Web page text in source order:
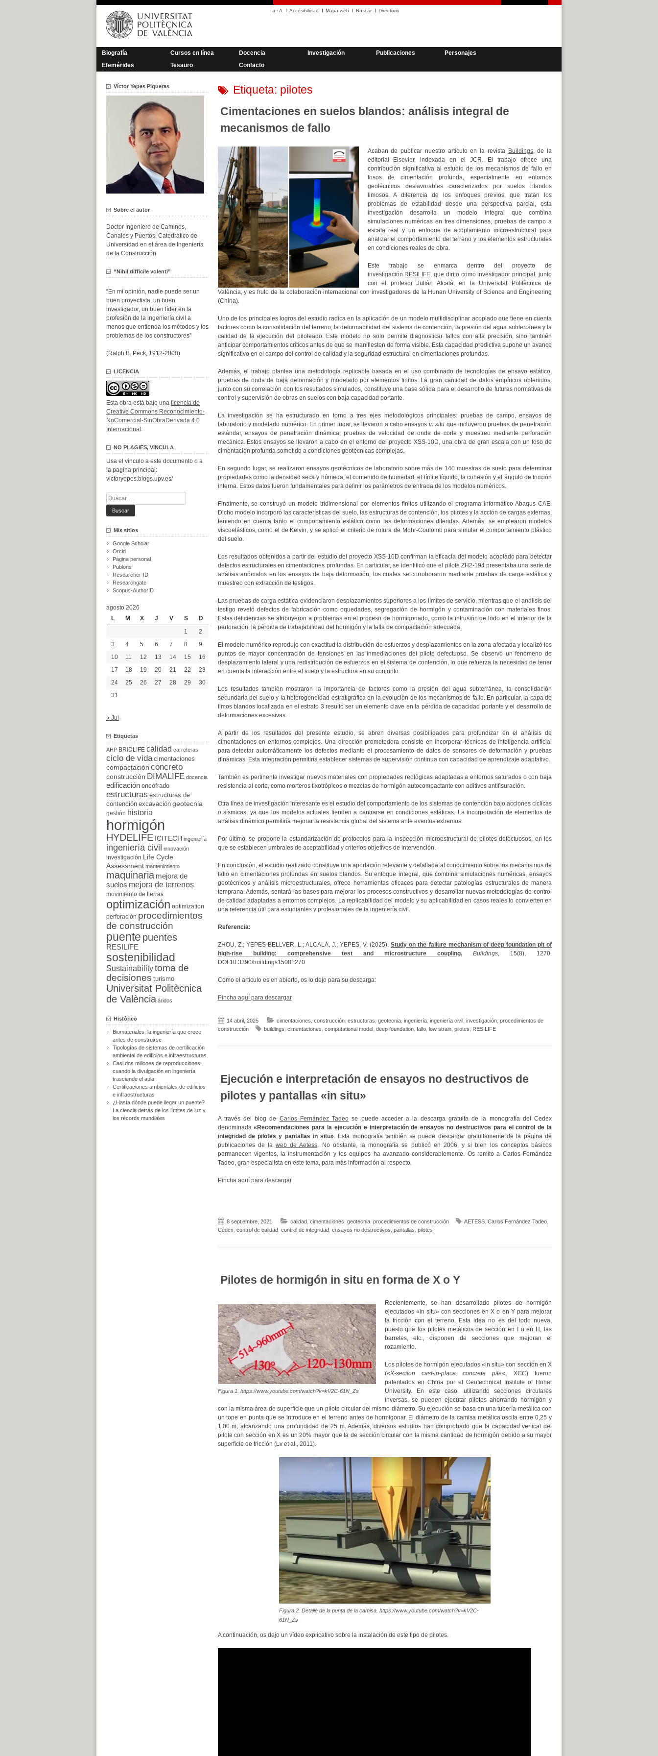
Saltar
contenido
a ·A Accesibilidad Mapa web Buscar Directorio
Biografía Cursos en línea Docencia Investigación Publicaciones
Personajes
Efemérides
Tesauro Contacto
Etiqueta: pilotes
Cimentaciones en suelos blandos: análisis integral de
mecanismos de fallo
Acaban de publicar nuestro artículo en la revista Buildings, de la
editorial Elsevier, indexada en el JCR. El trabajo ofrece una
contribución significativa al estudio de los mecanismos de fallo en
fosos de cimentación profunda, especialmente en entornos
geotécnicos desfavorables caracterizados por suelos blandos
limosos. A diferencia de los enfoques previos, que tratan los
problemas de estabilidad desde una perspectiva parcial, esta
investigación desarrolla un modelo integral que combina
simulaciones numéricas en tres dimensiones, pruebas de campo a
escala real y un enfoque de acoplamiento microestructural para
analizar el comportamiento del terreno y los elementos estructurales
en condiciones reales de obra.
Este trabajo se enmarca dentro del proyecto de
investigación RESILIFE, que dirijo como investigador principal, junto
con el profesor Julián Alcalá, en la Universitat Politècnica de
València, y es fruto de la colaboración internacional con investigadores de la Hunan University of Science and Engineering
(China).
Uno de los principales logros del estudio radica en la aplicación de un modelo multidisciplinar acoplado que tiene en cuenta
factores como la consolidación del terreno, la deformabilidad del sistema de contención, la presión del agua subterránea y la
calidad de la ejecución del piloteado. Este modelo no solo permite diagnosticar fallos con alta precisión, sino también
anticipar comportamientos críticos antes de que se manifiesten de forma visible. Esta capacidad predictiva supone un avance
significativo en el campo del control de calidad y la seguridad estructural en cimentaciones profundas.
Además, el trabajo plantea una metodología replicable basada en el uso combinado de tecnologías de ensayo estático,
pruebas de onda de baja deformación y modelado por elementos finitos. La gran cantidad de datos empíricos obtenidos,
junto con su correlación con los resultados simulados, constituye una base sólida para el desarrollo de futuras normativas de
control y supervisión de obras en suelos con baja capacidad portante.
La investigación se ha estructurado en torno a tres ejes metodológicos principales: pruebas de campo, ensayos de
laboratorio y modelado numérico. En primer lugar, se llevaron a cabo ensayos in situ que incluyeron pruebas de penetración
estándar, ensayos de penetración dinámica, pruebas de velocidad de onda de corte y muestreo mediante perforación
mecánica. Estos ensayos se llevaron a cabo en el entorno del proyecto XSS-10D, una obra de gran escala con un foso de
cimentación profunda sometido a condiciones geotécnicas complejas.
En segundo lugar, se realizaron ensayos geotécnicos de laboratorio sobre más de 140 muestras de suelo para determinar
propiedades como la densidad seca y húmeda, el contenido de humedad, el límite líquido, la cohesión y el ángulo de fricción
interna. Estos datos fueron fundamentales para definir los parámetros de entrada de los modelos numéricos.
Finalmente, se construyó un modelo tridimensional por elementos finitos utilizando el programa informático Abaqus CAE.
Dicho modelo incorporó las características del suelo, las estructuras de contención, los pilotes y la acción de cargas externas,
teniendo en cuenta tanto el comportamiento estático como las deformaciones diferidas. Además, se emplearon modelos
viscoelásticos, como el de Kelvin, y se aplicó el criterio de rotura de Mohr-Coulomb para simular el comportamiento plástico
del suelo.
Los resultados obtenidos a partir del estudio del proyecto XSS-10D confirman la eficacia del modelo acoplado para detectar
defectos estructurales en cimentaciones profundas. En particular, se identificó que el pilote ZH2-194 presentaba una serie de
análisis anómalos en los ensayos de baja deformación, los cuales se corroboraron mediante pruebas de carga estática y
muestreo con extracción de testigos.
Las pruebas de carga estática evidenciaron desplazamientos superiores a los límites de servicio, mientras que el análisis del
testigo reveló defectos de fabricación como oquedades, segregación de hormigón y contaminación con materiales finos.
Estas deficiencias se atribuyeron a problemas en el proceso de hormigonado, como la intrusión de lodo en el interior de la
perforación, la pérdida de trabajabilidad del hormigón y la falta de compactación adecuada.
El modelo numérico reprodujo con exactitud la distribución de esfuerzos y desplazamientos en la zona afectada y localizó los
puntos de mayor concentración de tensiones en las inmediaciones del pilote defectuoso. Se observó un fenómeno de
desplazamiento lateral y una redistribución de esfuerzos en el sistema de contención, lo que refuerza la necesidad de tener
en cuenta la interacción entre el suelo y la estructura en su conjunto.
Los resultados también mostraron la importancia de factores como la presión del agua subterránea, la consolidación
secundaria del suelo y la heterogeneidad estratigráfica en la evolución de los mecanismos de fallo. En particular, la capa de
limos blandos localizada en el estrato 3 resultó ser un elemento clave en la pérdida de capacidad portante y el desarrollo de
deformaciones excesivas.
A partir de los resultados del presente estudio, se abren diversas posibilidades para profundizar en el análisis de
cimentaciones en entornos complejos. Una dirección prometedora consiste en incorporar técnicas de inteligencia artificial
para detectar automáticamente los defectos mediante el procesamiento de datos de sensores de deformación y pruebas
dinámicas. Esta integración permitiría establecer sistemas de supervisión continua con capacidad de aprendizaje adaptativo.
También es pertinente investigar nuevos materiales con propiedades reológicas adaptadas a entornos saturados o con baja
resistencia al corte, como morteros tixotrópicos o mezclas de hormigón autocompactante con aditivos antifisuración.
Otra línea de investigación interesante es el estudio del comportamiento de los sistemas de contención bajo acciones cíclicas
o sísmicas, ya que los modelos actuales tienden a centrarse en condiciones estáticas. La incorporación de elementos de
análisis dinámico permitiría mejorar la resistencia global del sistema ante eventos extremos.
Por último, se propone la estandarización de protocolos para la inspección microestructural de pilotes defectuosos, en los
que se establecen umbrales de aceptabilidad y criterios objetivos de intervención.
En conclusión, el estudio realizado constituye una aportación relevante y detallada al conocimiento sobre los mecanismos de
fallo en cimentaciones profundas en suelos blandos. Su enfoque integral, que combina simulaciones numéricas, ensayos
geotécnicos y análisis microestructurales, ofrece herramientas eficaces para detectar patologías estructurales de manera
temprana. Además, sentará las bases para mejorar los procesos constructivos y desarrollar nuevas metodologías de control
de calidad adaptadas a entornos complejos. La replicabilidad del modelo y su aplicabilidad en casos reales lo convierten en
una referencia útil para estudiantes y profesionales de la ingeniería civil.
Referencia:
ZHOU, Z.; YEPES-BELLVER, L.; ALCALÁ, J.; YEPES, V. (2025).Study on the failure mechanism of deep foundation pit of
high-rise building: comprehensive test and microstructure coupling.
Buildings, 15(8), 1270.
DOI:10.3390/buildings15081270
Como el artículo es en abierto, os lo dejo para su descarga:
Pincha aquí para descargar
14 abril, 2025 cimentaciones construcción, estructuras geotecnia, ingeniería, ingeniería civil investigación, procedimientos de
construcción
buildings cimentaciones computational model deep foundation, fallo, low strain, pilotes RESILIFE
Ejecución e interpretación de ensayos no destructivos de
pilotes y pantallas «in situ»
A través del blog de Carlos Fernández Tadeo se puede acceder a la descarga gratuita de la monografía del Cedex
denominada«Recomendaciones para la ejecución e interpretación de ensayos no destructivos para el control de la
integridad de pilotes y pantallas in situ». Esta monografía también se puede descargar gratuitamente de la página de
publicaciones de laweb de Aetess. No obstante, la monografía se publicó en 2006, y si bien los conceptos básicos
permanecen vigentes, la instrumentación y los equipos ha avanzado considerablemente. Os remito a Carlos Fernández
Tadeo, gran especialista en este tema, para más información al respecto.
Pincha aquí para descargar
8 septiembre, 2021 calidad, cimentaciones geotecnia, procedimientos de construcción AETESS, Carlos Fernández Tadeo,
Cedex control de calidad, control de integridad, ensayos no destructivos pantallas pilotes
Pilotes de hormigón in situ en forma de X o Y
Figura 1. https://www.youtube.com/watch?v=kV2C-61N_Zs
Recientemente, se han desarrollado pilotes de hormigón
ejecutados «in situ» con secciones en X o en Y para mejorar
la fricción con el terreno. Esta idea no es del todo nueva,
puesto que los pilotes metálicos de sección en I o en H, las
barretes, etc., disponen de secciones que mejoran el
rozamiento.
Los pilotes de hormigón ejecutados «in situ» con sección en X
(«X-section cast-in-place concrete pile«, XCC) fueron
patentados en China por el Geotechnical Institute of Hohai
University. En este caso, utilizando secciones circulares
inversas, se pueden ejecutar pilotes ahorrando hormigón y
con la misma área de superficie que un pilote circular del mismo diámetro. Su ejecución se basa en una tubería metálica con
un tope en punta que se introduce en el terreno antes de hormigonar. El diámetro de la camisa metálica oscila entre 0,25 y
1,00 m, alcanzando una profundidad de 25 m. Además, diversos estudios han comprobado que la capacidad vertical del
pilote con sección en X es un 20% mayor que la de sección circular con la misma cantidad de hormigón debido a su mayor
superficie de fricción (Lv et al., 2011).
Figura 2. Detalle de la punta de la camisa. https://www.youtube.com/watch?v=kV2C-
61N_Zs
A continuación, os dejo un vídeo explicativo sobre la instalación de este tipo de pilotes.
Víctor Yepes Piqueras
Sobre el autor
Doctor Ingeniero de Caminos,
Canales y Puertos. Catedrático de
Universidad en el área de Ingeniería
de la Construcción
“Nihil difficile volenti”
“En mi opinión, nadie puede ser un
buen proyectista, un buen
investigador, un buen líder en la
profesión de la ingeniería civil a
menos que entienda los métodos y los
problemas de los constructores”
(Ralph B. Peck, 1912-2008)
LICENCIA
Esta obra está bajo una licencia de
Creative Commons Reconocimiento-
NoComercial-SinObraDerivada 4.0
Internacional .
NO PLAGIES, VINCULA
Usa el vínculo a este documento o a
la pagina principal:
victoryepes.blogs.upv.es/
Buscar:
Mis sitios
Google Scholar
Orcid
Página personal
Publons
Researcher-ID
Researchgate
Scopus-AuthorID
agosto 2026
L
M X J V S
D
1
2
3
4 5 6 7 8
9
10
11 12 13 14 15
16
17
18 19 20 21 22
23
24
25 26 27 28 29
30
31
« Jul
Etiquetas
AHP BRIDLIFE calidad carreteras
ciclo de vida cimentaciones
compactación concreto
construcción DIMALIFE docencia
edificación encofrado
estructuras estructuras de
contención excavación geotecnia
gestión historia
hormigón
HYDELIFE ICITECH ingeniería
ingeniería civil innovación
investigación
Life Cycle
Assessment mantenimiento
maquinaria mejora de
suelos mejora de terrenos
movimiento de tierras
optimización optimization
perforación procedimientos
de construcción
puente puentes
RESILIFE
sostenibilidad
Sustainabilitytoma de
decisiones turismo
Universitat Politècnica
de València áridos
Histórico
Biomateriales: la ingeniería que crece
antes de construirse
Tipologías de sistemas de certificación
ambiental de edificios e infraestructuras
Casi dos millones de reproducciones:
cuando la divulgación en ingeniería
trasciende el aula
Certificaciones ambientales de edificios
e infraestructuras
¿Hasta dónde puede llegar un puente?
La ciencia detrás de los límites de luz y
los récords mundiales